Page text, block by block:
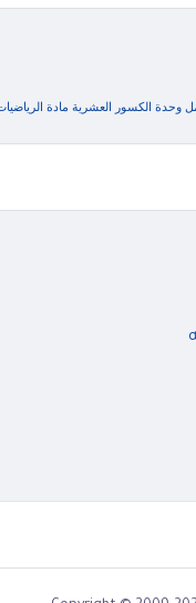
الكسور العشرية مادة الرياضيات